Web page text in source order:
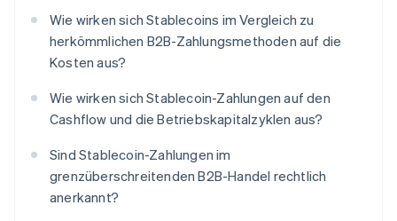
Wie wirken sich Stablecoins im Vergleich zu
herkömmlichen B2B-Zahlungsmethoden auf die
Kosten aus?
Wie wirken sich Stablecoin-Zahlungen auf den
Cashflow und die Betriebskapitalzyklen aus?
Sind Stablecoin-Zahlungen im
grenzüberschreitenden B2B-Handel rechtlich
anerkannt?